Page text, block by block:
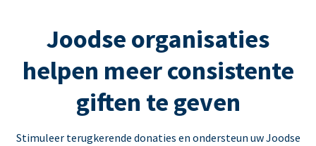
Joodse organisaties
helpen meer consistente
giften te geven
Stimuleer terugkerende donaties en ondersteun uw Joodse